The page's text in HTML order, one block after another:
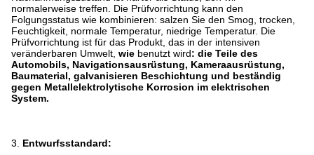
normalerweise treffen. Die Prüfvorrichtung kann den
Folgungsstatus wie kombinieren: salzen Sie den Smog, trocken,
Feuchtigkeit, normale Temperatur, niedrige Temperatur. Die
Prüfvorrichtung ist für das Produkt, das in der intensiven
veränderbaren Umwelt, wie benutzt wird: die Teile des
Automobils, Navigationsausrüstung, Kameraausrüstung,
Baumaterial, galvanisieren Beschichtung und beständig
gegen Metallelektrolytische Korrosion im elektrischen
System.
3. Entwurfsstandard: